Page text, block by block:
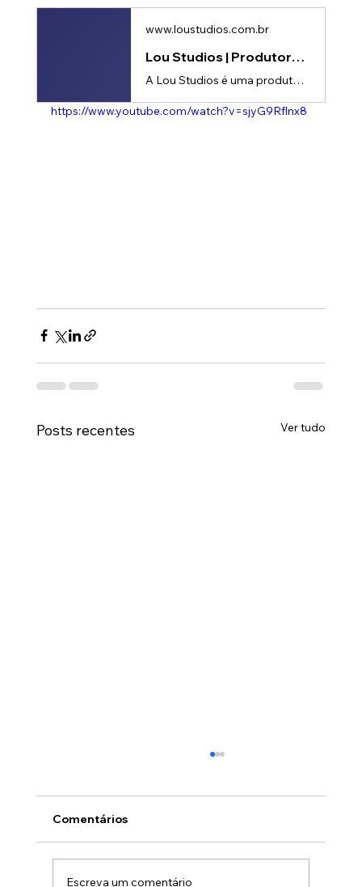
www.loustudios.com.br
Lou Studios | Produtora de vídeos
A Lou Studios é uma produtora de vídeos, especializada em motion design, animação 2D e 3D. Temos o vídeo certo para suas redes sociais!
https://www.youtube.com/watch?v=sjyG9Rflnx8
Posts recentes Ver tudo
Comentários
Escreva um comentário